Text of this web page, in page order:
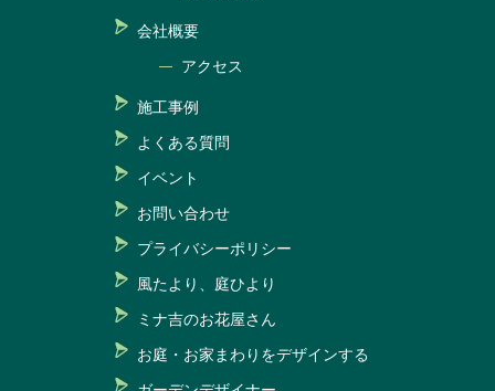
会社概要
アクセス
施工事例
よくある質問
イベント
お問い合わせ
プライバシーポリシー
風たより、庭ひより
ミナ吉のお花屋さん
お庭・お家まわりをデザインする